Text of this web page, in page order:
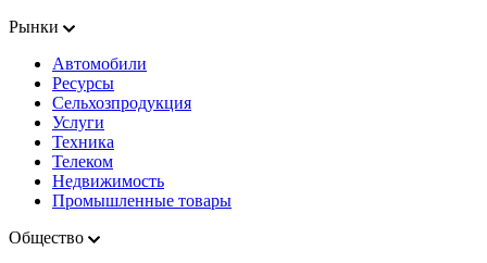
Рынки
Автомобили
Ресурсы
Сельхозпродукция
Услуги
Техника
Телеком
Недвижимость
Промышленные товары
Общество